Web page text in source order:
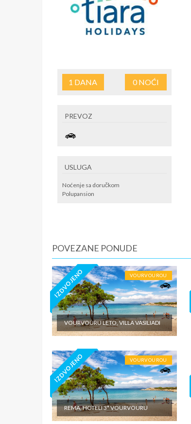
1 DANA 0NOĆI
PREVOZ
USLUGA
Noćenje sa doručkom
Polupansion
POVEZANE PONUDE
IZDVOJENO VOURVOUROU
VOURVOURU LETO, VILLA VASILIADI
IZDVOJENO VOURVOUROU
REMA, HOTELI 3* VOURVOURU